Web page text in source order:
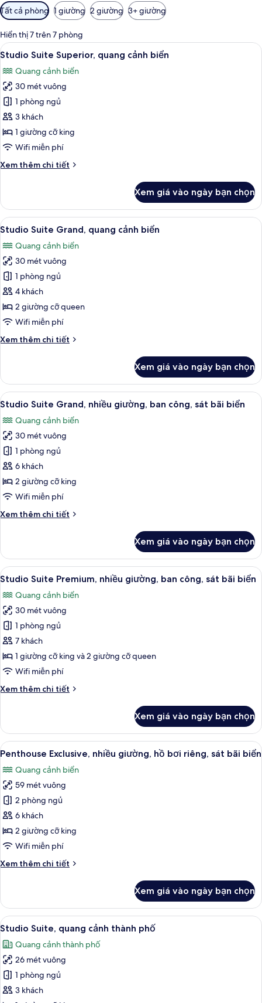
Bộ
lọc
có
thể
dùng
để
lọc
tìm
phòng
Tất cả phòng 1 giường 2 giường 3+ giường
Hiển thị 7 trên 7 phòng
Xem
tất
cả
ảnh
Studio
Suite
Superior,
quang
biển
Bộ trải giường bằng vải cotton Ai
7
Studio Suite Superior, quang cảnh biển
Quang cảnh biển
30 mét vuông
1 phòng ngủ
3 khách
1 giường cỡ king
Wifi miễn phí
Xem thêm chi tiết
Chi
Studio
Suite
Superior,
cảnh
biển
Xem giá vào ngày bạn chọn
Xem
tất
cả
ảnh
Studio
Suite
Grand,
quang
biển
Studio Suite Grand, quang cảnh
7
Studio Suite Grand, quang cảnh biển
Quang cảnh biển
30 mét vuông
1 phòng ngủ
4 khách
2 giường cỡ queen
Wifi miễn phí
Xem thêm chi tiết
Chi
Studio
Suite
Grand,
cảnh
biển
Xem giá vào ngày bạn chọn
Xem
tất
cả
ảnh
Studio
Suite
Grand,
nhiều
ban
bãi
biển
Studio Suite Grand, nhiều giường,
6
Studio Suite Grand, nhiều giường, ban công, sát bãi biển
Quang cảnh biển
30 mét vuông
1 phòng ngủ
6 khách
2 giường cỡ king
Wifi miễn phí
Xem thêm chi tiết
Chi
Studio
Suite
Grand,
giường,
ban
công,
sát
bãi
biển
Xem giá vào ngày bạn chọn
Xem
tất
cả
ảnh
Studio
Suite
Premium,
nhiều
ban
bãi
biển
Studio Suite Premium, nhiều
9
Studio Suite Premium, nhiều giường, ban công, sát bãi biển
Quang cảnh biển
30 mét vuông
1 phòng ngủ
7 khách
1 giường cỡ king và 2 giường cỡ queen
Wifi miễn phí
Xem thêm chi tiết
Chi
Studio
Suite
Premium,
giường,
ban
công,
sát
bãi
biển
Xem giá vào ngày bạn chọn
Xem
tất
cả
ảnh
Penthouse
Exclusive,
nhiều
giường,
bơi
bãi
biển
Penthouse Exclusive, nhiều
11
Penthouse Exclusive, nhiều giường, hồ bơi riêng, sát bãi biển
Quang cảnh biển
59 mét vuông
2 phòng ngủ
6 khách
2 giường cỡ king
Wifi miễn phí
Xem thêm chi tiết
Chi
Penthouse
Exclusive,
nhiều
hồ
bơi
riêng,
sát
bãi
biển
Xem giá vào ngày bạn chọn
Xem
tất
cả
ảnh
Studio
Suite,
Studio Suite, quang cảnh thành
6
Studio Suite, quang cảnh thành phố
Quang cảnh thành phố
26 mét vuông
1 phòng ngủ
3 khách